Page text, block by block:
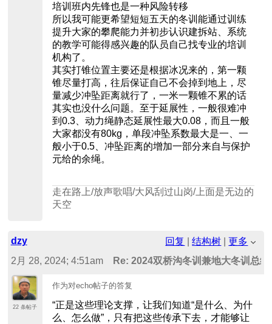
培训班内先锋也是一种风险转移
所以我可能更希望短短五天的冬训能通过训练
提升大家的攀爬能力并初步认识建拆站、系统
的教学可能得感兴趣的队员自己找专业的培训
机构了。
其实打锥位置主要还是根据冰况来的，第一颗
锥尽量打高，往后保证自己不会掉到地上，尽
量减少冲坠距离就行了，一米一颗锥不累的话
其实也没什么问题。至于延展性，一般很难冲
到0.3、动力绳静态延展性最大0.08，而且一般
大家都没有80kg，单段冲坠系数最大是一、一
般小于0.5、冲坠距离的增加一部分来自与保护
元给的余绳。
走在路上/放声歌唱/大风刮过山岗/上面是无边的
天空
dzy 回复 |结构树 |更多
2月 28, 2024; 4:51am
Re: 2024双桥沟冬训兼地大冬训总结
22 条帖子
作为对echo帖子的答复
“正是这些理论支撑，让我们知道“是什么、为什
么、怎么做”，只有把这些传承下去，才能够让